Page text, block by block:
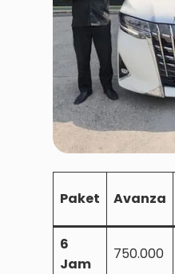
Paket Avanza
6
Jam
750.000